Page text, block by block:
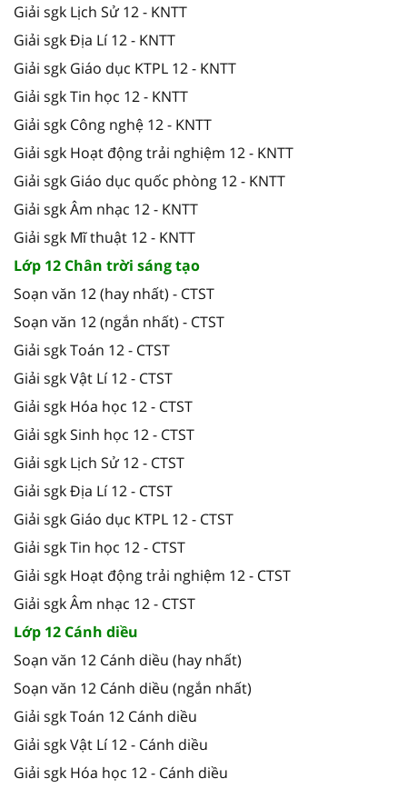
Giải sgk Lịch Sử 12 - KNTT
Giải sgk Địa Lí 12 - KNTT
Giải sgk Giáo dục KTPL 12 - KNTT
Giải sgk Tin học 12 - KNTT
Giải sgk Công nghệ 12 - KNTT
Giải sgk Hoạt động trải nghiệm 12 - KNTT
Giải sgk Giáo dục quốc phòng 12 - KNTT
Giải sgk Âm nhạc 12 - KNTT
Giải sgk Mĩ thuật 12 - KNTT
Lớp 12 Chân trời sáng tạo
Soạn văn 12 (hay nhất) - CTST
Soạn văn 12 (ngắn nhất) - CTST
Giải sgk Toán 12 - CTST
Giải sgk Vật Lí 12 - CTST
Giải sgk Hóa học 12 - CTST
Giải sgk Sinh học 12 - CTST
Giải sgk Lịch Sử 12 - CTST
Giải sgk Địa Lí 12 - CTST
Giải sgk Giáo dục KTPL 12 - CTST
Giải sgk Tin học 12 - CTST
Giải sgk Hoạt động trải nghiệm 12 - CTST
Giải sgk Âm nhạc 12 - CTST
Lớp 12 Cánh diều
Soạn văn 12 Cánh diều (hay nhất)
Soạn văn 12 Cánh diều (ngắn nhất)
Giải sgk Toán 12 Cánh diều
Giải sgk Vật Lí 12 - Cánh diều
Giải sgk Hóa học 12 - Cánh diều